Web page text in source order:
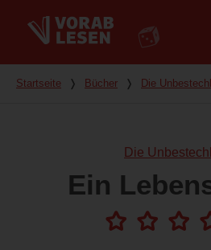
Du bist hier
Startseite ❭ Bücher ❭ Die
Die
Ein